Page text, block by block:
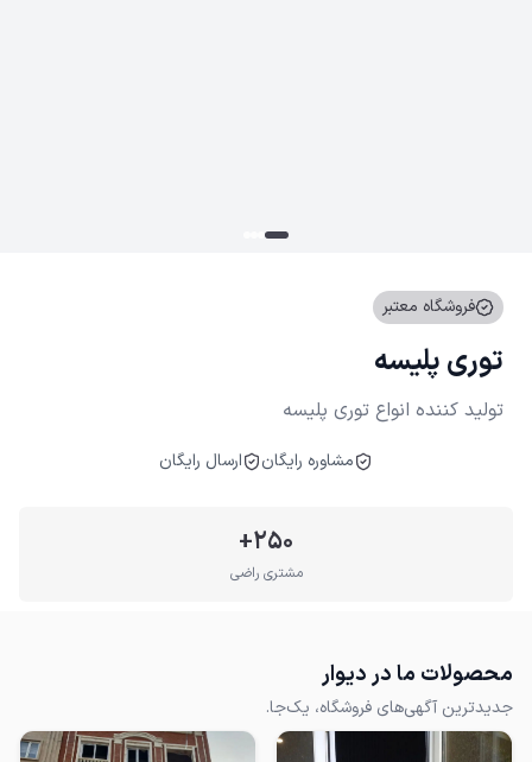
فروشگاه معتبر
توری پلیسه
تولید کننده انواع توری پلیسه
مشاوره رایگان ارسال رایگان
250
+
مشتری راضی
محصولات ما در دیوار
جدیدترین آگهی‌های فروشگاه، یک‌جا.